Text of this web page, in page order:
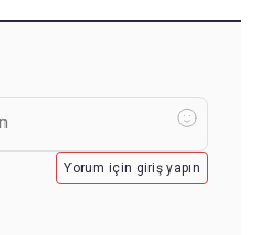
Yorum için giriş yapın